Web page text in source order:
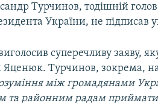
Турчинов, тодішній
України, не підписав
суперечливу заяву,
Яценюк. Турчинов, зокрема,
між громадянами
та районним радам